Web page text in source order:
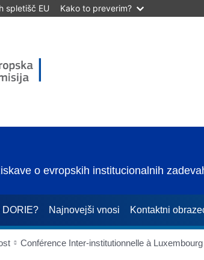
spletišč EU Kako to preverim?
o evropskih institucionalnih
DORIE? Najnovejši vnosi Kontaktni
Conférence Inter-institutionnelle à